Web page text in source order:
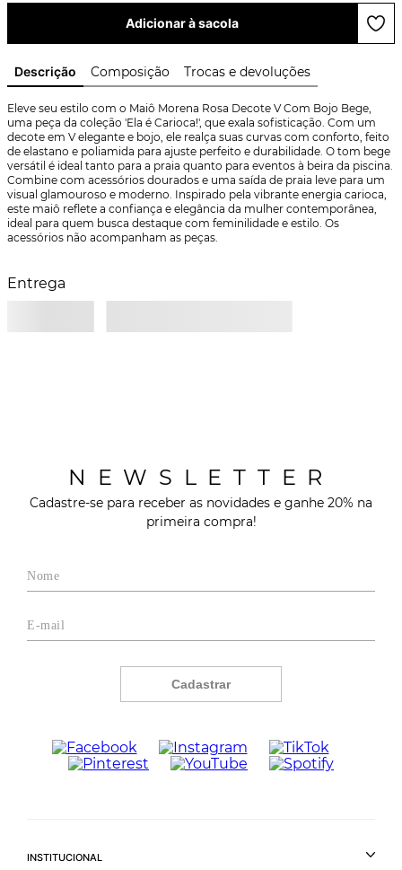
Adicionar à sacola
Descrição Composição Trocas e devoluções
Eleve seu estilo com o Maiô Morena Rosa Decote V Com Bojo Bege,
uma peça da coleção 'Ela é Carioca!', que exala sofisticação. Com um
decote em V elegante e bojo, ele realça suas curvas com conforto, feito
de elastano e poliamida para ajuste perfeito e durabilidade. O tom bege
versátil é ideal tanto para a praia quanto para eventos à beira da piscina.
Combine com acessórios dourados e uma saída de praia leve para um
visual glamouroso e moderno. Inspirado pela vibrante energia carioca,
este maiô reflete a confiança e elegância da mulher contemporânea,
ideal para quem busca destaque com feminilidade e estilo. Os
acessórios não acompanham as peças.
Entrega
NEWSLETTER
Cadastre-se para receber as novidades e ganhe 20% na
primeira compra!
Cadastrar
INSTITUCIONAL